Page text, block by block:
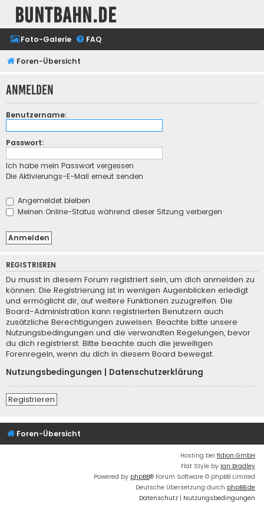
buntbahn.de
Foto-Galerie FAQ
Foren-Übersicht
Anmelden
Benutzername:
Passwort:
Ich habe mein Passwort vergessen
Die Aktivierungs-E-Mail erneut senden
Angemeldet bleiben
Meinen Online-Status während dieser Sitzung verbergen
REGISTRIEREN
Du musst in diesem Forum registriert sein, um dich anmelden zu
können. Die Registrierung ist in wenigen Augenblicken erledigt
und ermöglicht dir, auf weitere Funktionen zuzugreifen. Die
Board-Administration kann registrierten Benutzern auch
zusätzliche Berechtigungen zuweisen. Beachte bitte unsere
Nutzungsbedingungen und die verwandten Regelungen, bevor
du dich registrierst. Bitte beachte auch die jeweiligen
Forenregeln, wenn du dich in diesem Board bewegst.
Nutzungsbedingungen
Datenschutzerklärung
Registrieren
Foren-Übersicht
Hosting bei fidion GmbH
Flat Style by Ian Bradley
Powered by phpBB® Forum Software © phpBB Limited
Deutsche Übersetzung durch phpBB.de
Datenschutz | Nutzungsbedingungen